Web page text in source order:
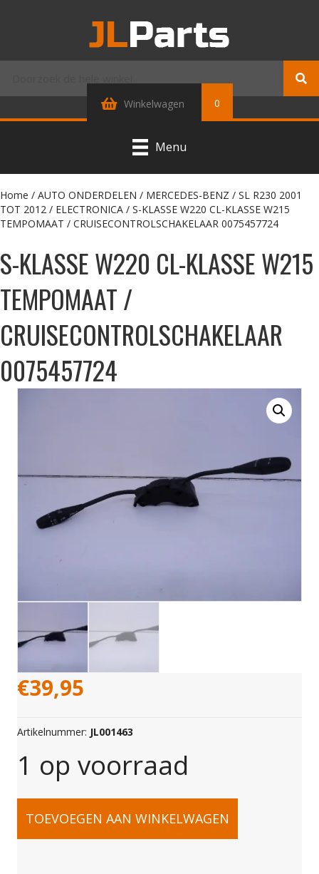
Winkelwagen 0
Menu
Home / AUTO ONDERDELEN / MERCEDES-BENZ / SL R230 2001
TOT 2012 / ELECTRONICA / S-KLASSE W220 CL-KLASSE W215
TEMPOMAAT / CRUISECONTROLSCHAKELAAR 0075457724
S-KLASSE W220 CL-KLASSE W215
TEMPOMAAT /
CRUISECONTROLSCHAKELAAR
0075457724
€39,95
Artikelnummer: JL001463
1 op voorraad
S-
TOEVOEGEN AAN WINKELWAGEN